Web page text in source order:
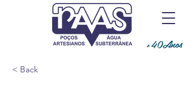
+40Anos
< Back